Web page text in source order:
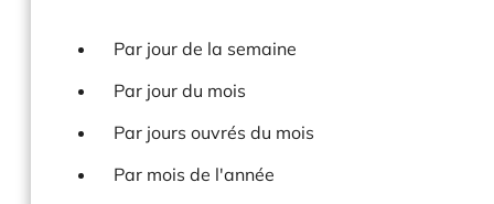
Par jour de la semaine
Par jour du mois
Par jours ouvrés du mois
Par mois de l'année